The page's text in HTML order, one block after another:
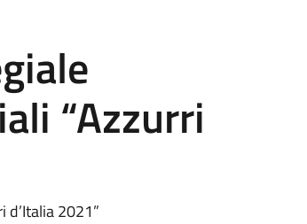
“Azzurri
d’Italia 2021”